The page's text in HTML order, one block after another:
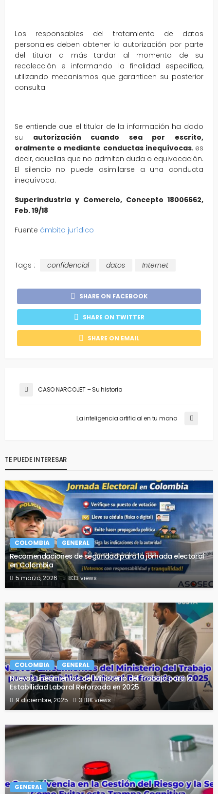
Los responsables del tratamiento de datos
personales deben obtener la autorización por parte
del titular a más tardar al momento de su
recolección e informando la finalidad específica,
utilizando mecanismos que garanticen su posterior
consulta.
Se entiende que el titular de la información ha dado
su autorización cuando sea por escrito,
oralmente o mediante conductas inequívocas, es
decir, aquellas que no admiten duda o equivocación.
El silencio no puede asimilarse a una conducta
inequívoca.
Superindustria y Comercio, Concepto 18006662,
Feb. 19/18
Fuente ámbito jurídico
Tags : confidencial datos Internet
SHARE ON FACEBOOK
SHARE ON TWITTER
SHARE ON EMAIL
CASO NARCOJET – Su historia
La inteligencia artificial en tu mano
TE PUEDE INTERESAR
COLOMBIA GENERAL
Recomendaciones de seguridad para la jornada electoral
en Colombia
5 marzo, 2026 833 views
COLOMBIA GENERAL
Nuevos Lineamientos del Ministerio del Trabajo para la
Estabilidad Laboral Reforzada en 2025
9 diciembre, 2025 3.18K views
GENERAL